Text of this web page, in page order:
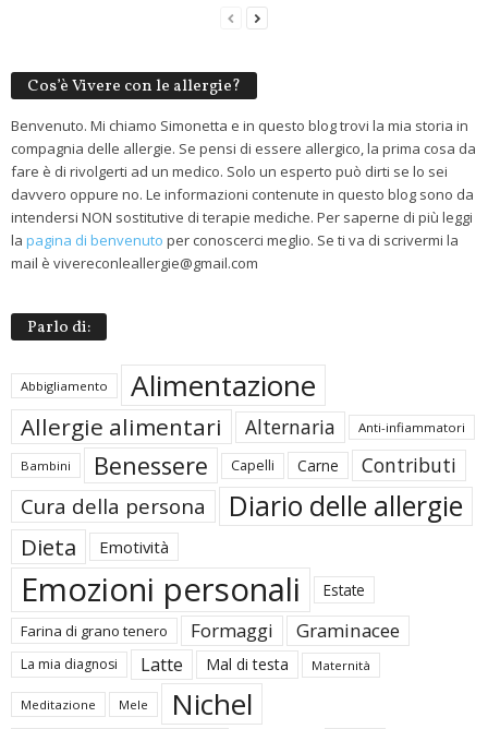
Cos’è Vivere con le allergie?
Benvenuto. Mi chiamo Simonetta e in questo blog trovi la mia storia in
compagnia delle allergie. Se pensi di essere allergico, la prima cosa da
fare è di rivolgerti ad un medico. Solo un esperto può dirti se lo sei
davvero oppure no. Le informazioni contenute in questo blog sono da
intendersi NON sostitutive di terapie mediche. Per saperne di più leggi
la pagina di benvenuto per conoscerci meglio. Se ti va di scrivermi la
mail è vivereconleallergie@gmail.com
Parlo di:
Abbigliamento Alimentazione
Allergie alimentari Alternaria Anti-infiammatori
Bambini Benessere Capelli Carne Contributi
Cura della persona Diario delle allergie
Dieta Emotività
Emozioni personali Estate
Farina di grano tenero Formaggi Graminacee
La mia diagnosi Latte Mal di testa Maternità
Meditazione Mele Nichel